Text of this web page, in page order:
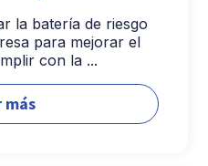
la batería de riesgo
para mejorar el
con la ...
más